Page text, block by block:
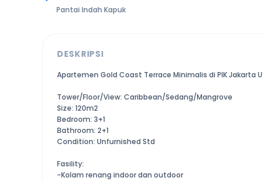
Pantai Indah Kapuk
DESKRIPSI
Apartemen Gold Coast Terrace Minimalis di PIK Jakarta
Tower/Floor/View: Caribbean/Sedang/Mangrove
Size: 120m2
Bedroom: 3+1
Bathroom: 2+1
Condition: Unfurnished Std
Fasility:
-Kolam renang indoor dan outdoor